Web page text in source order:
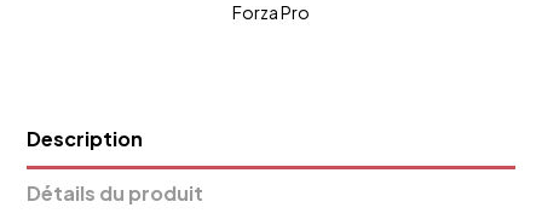
Forza Pro
Description
Détails du produit